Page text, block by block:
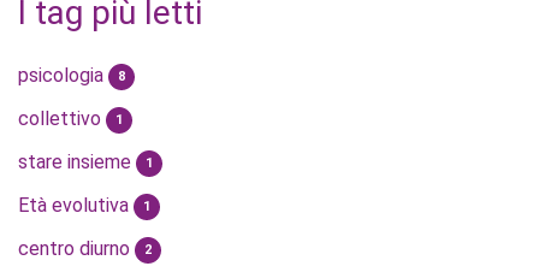
I tag più letti
psicologia 8
collettivo 1
stare insieme 1
Età evolutiva 1
centro diurno 2